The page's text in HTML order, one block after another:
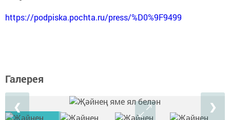
https://podpiska.pochta.ru/press/%D0%9F9499
Галерея
❮ ❯